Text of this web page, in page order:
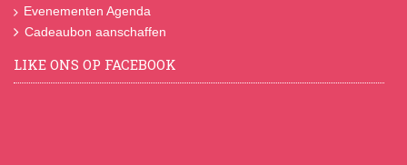
Evenementen Agenda
Cadeaubon aanschaffen
LIKE ONS OP FACEBOOK